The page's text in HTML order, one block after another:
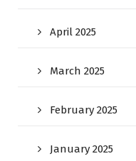
April 2025
March 2025
February 2025
January 2025